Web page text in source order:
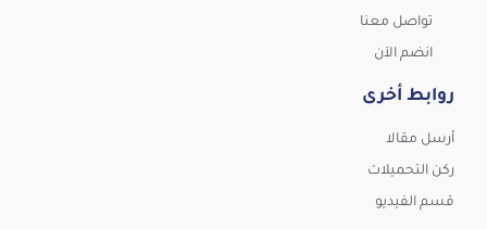
تواصل معنا
انضم الآن
روابط أخرى
أرسل مقالا
ركن التحميلات
قسم الفيديو